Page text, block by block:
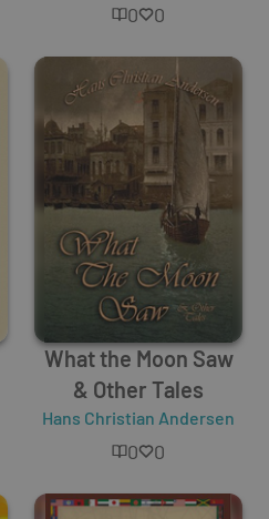
Illustrated by Dugald
0 0
What the Moon Saw
& Other Tales
Hans Christian Andersen
0 0